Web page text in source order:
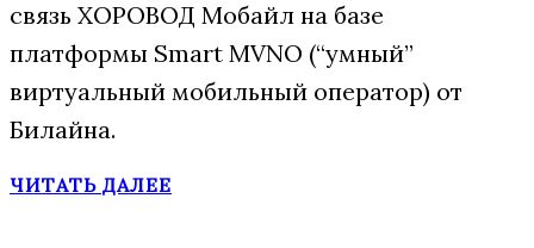
связь ХОРОВОД Мобайл на базе
платформы Smart MVNO (“умный”
виртуальный мобильный оператор) от
Билайна.
ЧИТАТЬ ДАЛЕЕ